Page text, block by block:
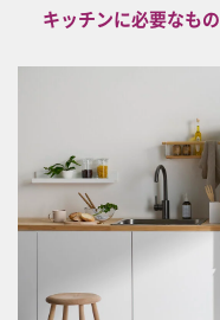
キッチンに必要なもの